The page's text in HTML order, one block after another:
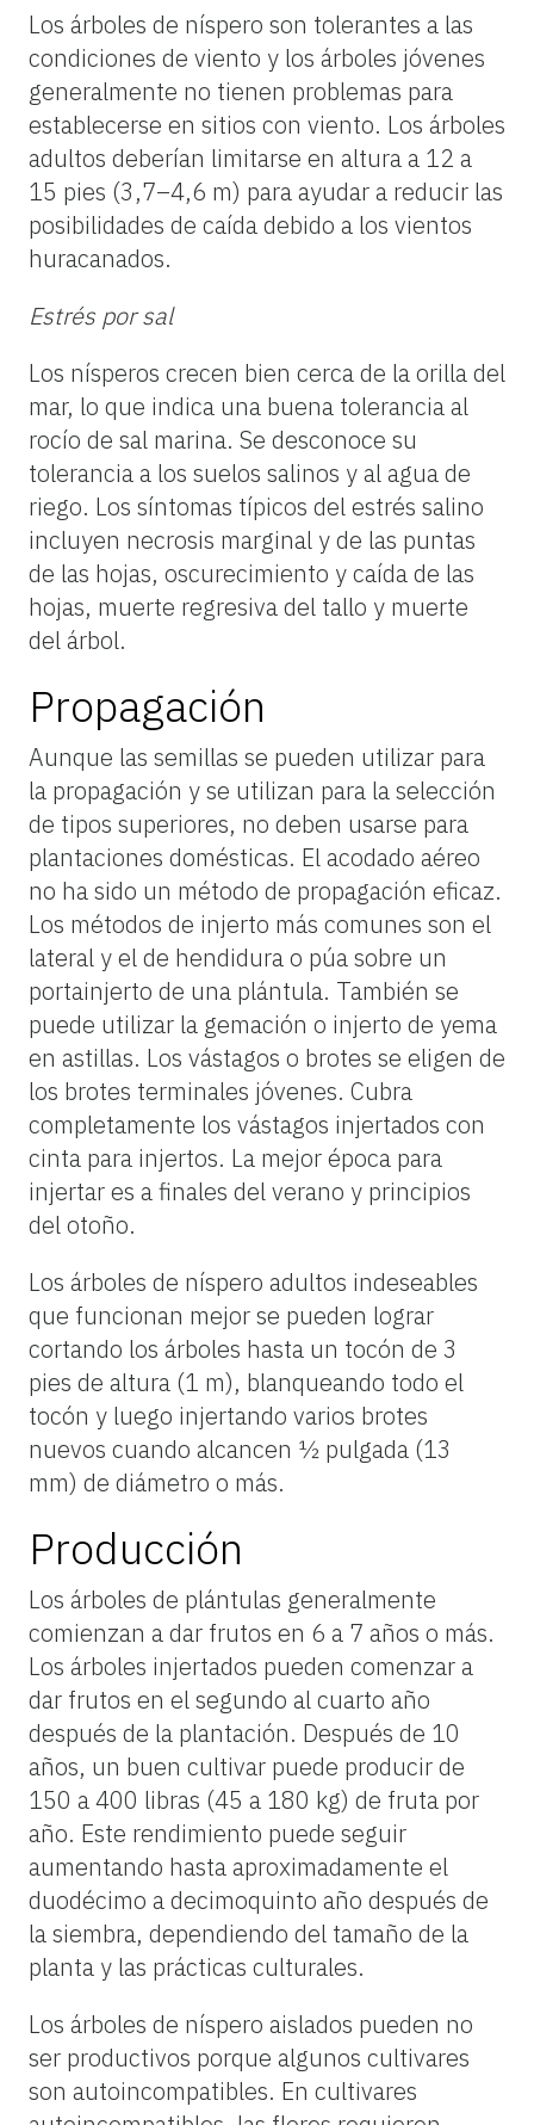
Los árboles de níspero son tolerantes a las
condiciones de viento y los árboles jóvenes
generalmente no tienen problemas para
establecerse en sitios con viento. Los árboles
adultos deberían limitarse en altura a 12 a
15 pies (3,7–4,6 m) para ayudar a reducir las
posibilidades de caída debido a los vientos
huracanados.
Estrés por sal
Los nísperos crecen bien cerca de la orilla del
mar, lo que indica una buena tolerancia al
rocío de sal marina. Se desconoce su
tolerancia a los suelos salinos y al agua de
riego. Los síntomas típicos del estrés salino
incluyen necrosis marginal y de las puntas
de las hojas, oscurecimiento y caída de las
hojas, muerte regresiva del tallo y muerte
del árbol.
Propagación
Aunque las semillas se pueden utilizar para
la propagación y se utilizan para la selección
de tipos superiores, no deben usarse para
plantaciones domésticas. El acodado aéreo
no ha sido un método de propagación eficaz.
Los métodos de injerto más comunes son el
lateral y el de hendidura o púa sobre un
portainjerto de una plántula. También se
puede utilizar la gemación o injerto de yema
en astillas. Los vástagos o brotes se eligen de
los brotes terminales jóvenes. Cubra
completamente los vástagos injertados con
cinta para injertos. La mejor época para
injertar es a finales del verano y principios
del otoño.
Los árboles de níspero adultos indeseables
que funcionan mejor se pueden lograr
cortando los árboles hasta un tocón de 3
pies de altura (1 m), blanqueando todo el
tocón y luego injertando varios brotes
nuevos cuando alcancen ½ pulgada (13
mm) de diámetro o más.
Producción
Los árboles de plántulas generalmente
comienzan a dar frutos en 6 a 7 años o más.
Los árboles injertados pueden comenzar a
dar frutos en el segundo al cuarto año
después de la plantación. Después de 10
años, un buen cultivar puede producir de
150 a 400 libras (45 a 180 kg) de fruta por
año. Este rendimiento puede seguir
aumentando hasta aproximadamente el
duodécimo a decimoquinto año después de
la siembra, dependiendo del tamaño de la
planta y las prácticas culturales.
Los árboles de níspero aislados pueden no
ser productivos porque algunos cultivares
son autoincompatibles. En cultivares